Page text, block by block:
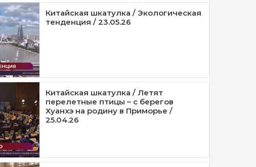
Китайская шкатулка / Экологическая
тенденция / 23.05.26
Китайская шкатулка / Летят
перелетные птицы – с берегов
Хуанхэ на родину в Приморье /
25.04.26